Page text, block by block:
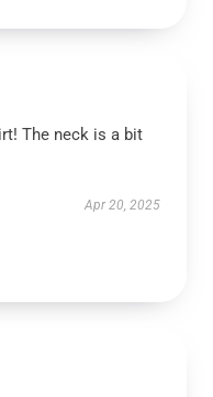
The neck is a bit
Apr 20, 2025